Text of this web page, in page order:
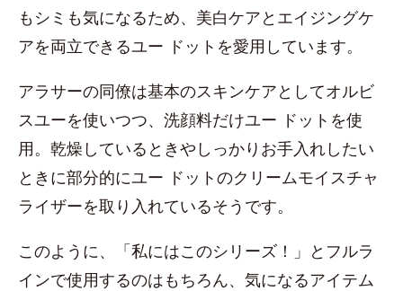
もシミも気になるため、美白ケアとエイジングケ
アを両立できるユー ドットを愛用しています。
アラサーの同僚は基本のスキンケアとしてオルビ
スユーを使いつつ、洗顔料だけユー ドットを使
用。乾燥しているときやしっかりお手入れしたい
ときに部分的にユー ドットのクリームモイスチャ
ライザーを取り入れているそうです。
このように、「私にはこのシリーズ！」とフルラ
インで使用するのはもちろん、気になるアイテム